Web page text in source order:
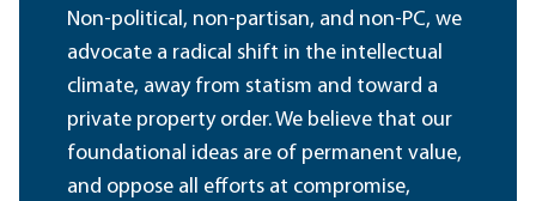
Non-political, non-partisan, and non-PC, we
advocate a radical shift in the intellectual
climate, away from statism and toward a
private property order. We believe that our
foundational ideas are of permanent value,
and oppose all efforts at compromise,